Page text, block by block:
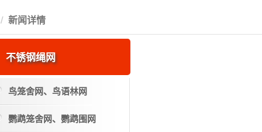
新闻详情
不锈钢绳网
鸟笼舍网、鸟语林网
鹦鹉笼舍网、鹦鹉围网